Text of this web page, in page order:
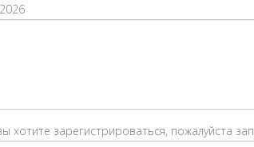
хотите зарегистрироваться, пожалуйста